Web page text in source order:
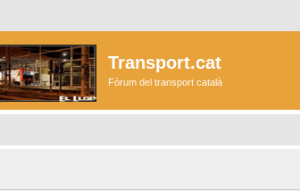
Transport.cat
Fòrum del transport català